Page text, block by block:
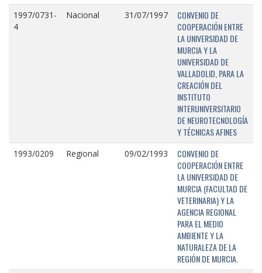
1997/0731-
4
Nacional 31/07/1997
CONVENIO DE
COOPERACIÓN ENTRE
LA UNIVERSIDAD DE
MURCIA Y LA
UNIVERSIDAD DE
VALLADOLID, PARA LA
CREACIÓN DEL
INSTITUTO
INTERUNIVERSITARIO
DE NEUROTECNOLOGÍA
Y TÉCNICAS AFINES
1993/0209 Regional 09/02/1993
CONVENIO DE
COOPERACIÓN ENTRE
LA UNIVERSIDAD DE
MURCIA (FACULTAD DE
VETERINARIA) Y LA
AGENCIA REGIONAL
PARA EL MEDIO
AMBIENTE Y LA
NATURALEZA DE LA
REGIÓN DE MURCIA.